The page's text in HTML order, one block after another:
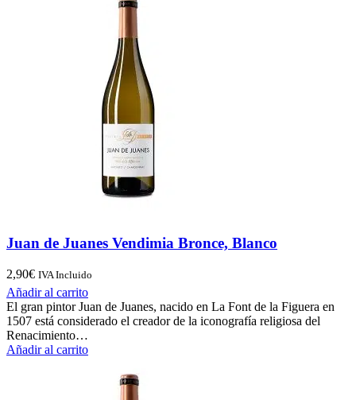
Juan de Juanes Vendimia Bronce, Blanco
2,90€ IVA Incluido
Añadir al carrito
El gran pintor Juan de Juanes, nacido en La Font de la Figuera en
1507 está considerado el creador de la iconografía religiosa del
Renacimiento…
Añadir al carrito